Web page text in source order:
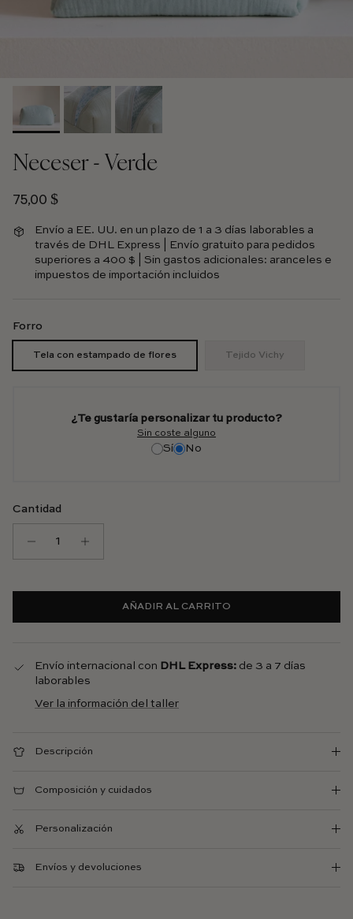
Neceser - Verde
Precio habitual
75,00 $
Envío a EE. UU. en un plazo de 1 a 3 días laborables a
través de DHL Express | Envío gratuito para pedidos
superiores a 400 $ | Sin gastos adicionales: aranceles e
impuestos de importación incluidos
Forro
Tela con estampado de flores Tejido Vichy
¿Te gustaría personalizar tu producto?
Sin coste alguno
Sí No
Cantidad
AÑADIR AL CARRITO
Envío internacional con DHL Express: de 3 a 7 días
laborables
Ver la información del taller
Descripción
Composición y cuidados
Personalización
Envíos y devoluciones